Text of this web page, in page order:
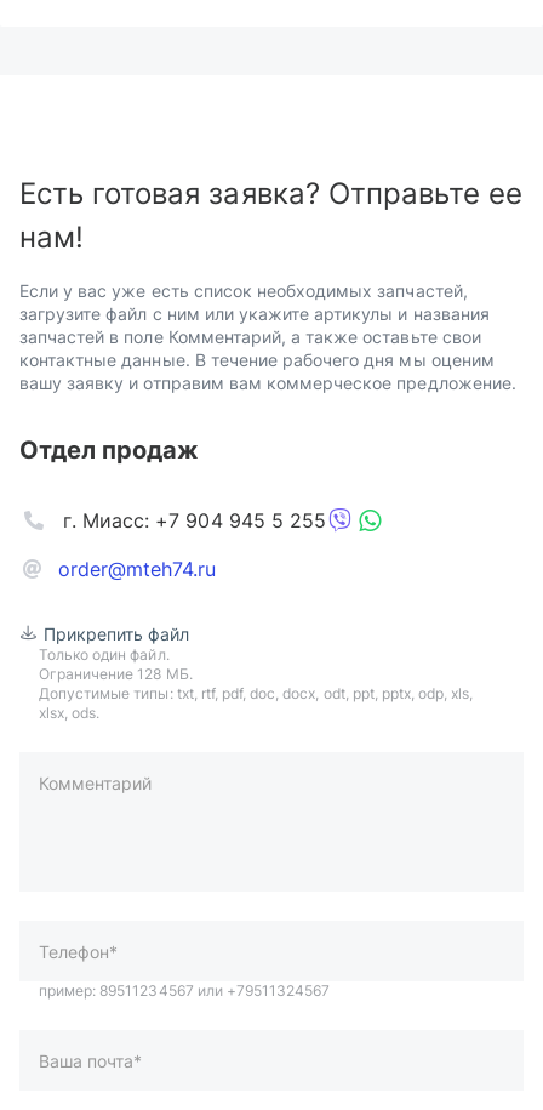
Есть готовая заявка? Отправьте ее
нам!
Если у вас уже есть список необходимых запчастей,
загрузите файл с ним или укажите артикулы и названия
запчастей в поле Комментарий, а также оставьте свои
контактные данные. В течение рабочего дня мы оценим
вашу заявку и отправим вам коммерческое предложение.
Отдел продаж
order@mteh74.ru
г. Миасс: +7 904 945 5 255
Прикрепить файл
Только один файл.
Ограничение 128 МБ.
Допустимые типы: txt, rtf, pdf, doc, docx, odt, ppt, pptx, odp, xls,
xlsx, ods.
Комментарий
пример: 89511234567 или +79511324567
Отправить